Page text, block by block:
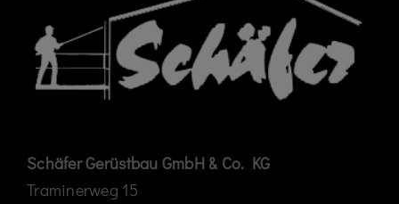
Schäfer Gerüstbau GmbH & Co. KG
Traminerweg 15